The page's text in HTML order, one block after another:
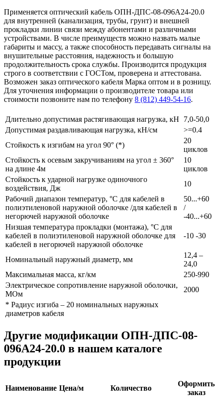
Применяется оптический кабель ОПН-ДПС-08-096А24-20.0
для внутренней (канализация, трубы, грунт) и внешней
прокладки линии связи между абонентами и различными
устройствами. В числе преимуществ можно назвать малые
габариты и массу, а также способность передавать сигналы на
внушительные расстояния, надежность и большую
продолжительность срока службы. Производится продукция
строго в соответствии с ГОСТом, проверена и аттестована.
Возможен заказ оптического кабеля Марка оптом и в розницу.
Для уточнения информации о производителе товара или
стоимости позвоните нам по телефону 8 (812) 449-54-16.
Длительно допустимая растягивающая нагрузка, кН
7,0-50,0
Допустимая раздавливающая нагрузка, кН/см
>=0.4
Стойкость к изгибам на угол 90° (*)
20
циклов
Стойкость к осевым закручиваниям на угол ± 360°
на длине 4м
10
циклов
Стойкость к ударной нагрузке одиночного
воздействия, Дж
10
Рабочий диапазон температур, °С для кабелей в
полиэтиленовой наружной оболочке /для кабелей в
негорючей наружной оболочке
50...+60
/
-40...+60
Низшая температура прокладки (монтажа), °С для
кабелей в полиэтиленовой наружной оболочке для
кабелей в негорючей наружной оболочке
-10 -30
Номинальный наружный диаметр, мм
12,4 –
24,0
Максимальная масса, кг/км
250-990
Электрическое сопротивление наружной оболочки,
МОм
2000
* Радиус изгиба – 20 номинальных наружных
диаметров кабеля
Другие модификации ОПН-ДПС-08-
096А24-20.0 в нашем каталоге
продукции
Наименование Цена/м Количество
Оформить
заказ